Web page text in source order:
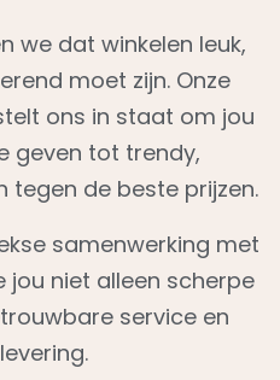
we dat winkelen leuk,
moet zijn. Onze
ons in staat om jou
geven tot trendy,
de beste prijzen.
samenwerking met
jou niet alleen scherpe
service en